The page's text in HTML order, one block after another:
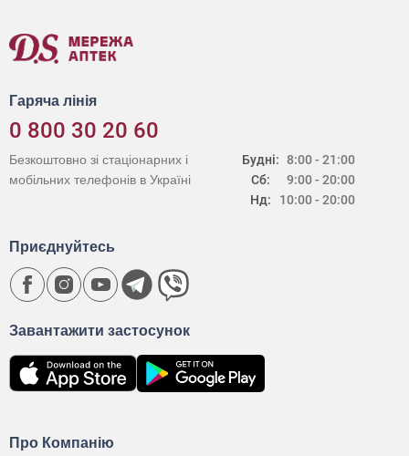
Гаряча лінія
0 800 30 20 60
Будні:
Сб:
Нд:
8:00 - 21:00
9:00 - 20:00
10:00 - 20:00
Безкоштовно зі стаціонарних і
мобільних телефонів в Україні
Про Компанію
Завантажити застосунок
Приєднуйтесь